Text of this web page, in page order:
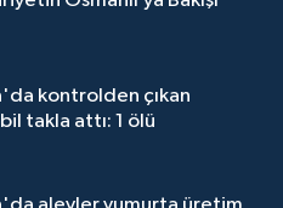
kontrolden çıkan
takla attı: 1 ölü